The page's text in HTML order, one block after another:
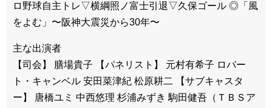
ロ野球自主トレ▽横綱照ノ富士引退▽久保ゴール ◎「風
をよむ」〜阪神大震災から30年〜
主な出演者
【司会】 膳場貴子 【パネリスト】 元村有希子 ロバー
ト・キャンベル 安田菜津紀 松原耕二 【サブキャスタ
ー】 唐橋ユミ 中西悠理 杉浦みずき 駒田健吾（ＴＢＳア